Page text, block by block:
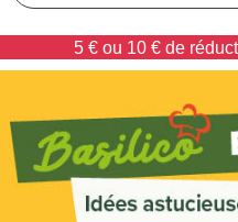
5 € ou 10 € de